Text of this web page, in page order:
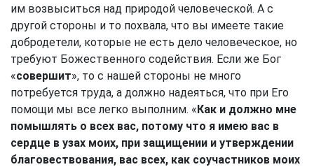
им возвыситься над природой человеческой. А с
другой стороны и то похвала, что вы имеете такие
добродетели, которые не есть дело человеческое, но
требуют Божественного содействия. Если же Бог
«совершит», то с нашей стороны не много
потребуется труда, а должно надеяться, что при Его
помощи мы все легко выполним. «Как и должно мне
помышлять о всех вас, потому что я имею вас в
сердце в узах моих, при защищении и утверждении
благовествования, вас всех, как соучастников моих